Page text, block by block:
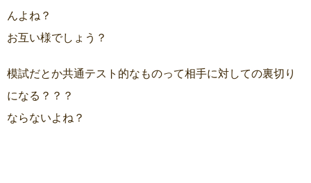
んよね？
お互い様でしょう？
模試だとか共通テスト的なものって相手に対しての裏切り
になる？？？
ならないよね？